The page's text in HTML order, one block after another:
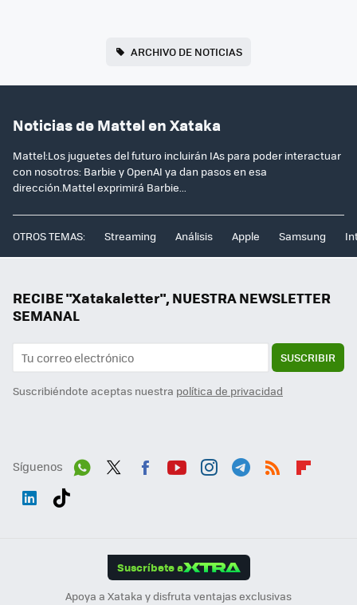
ARCHIVO DE NOTICIAS
Noticias de Mattel en Xataka
Mattel:Los juguetes del futuro incluirán IAs para poder interactuar
con nosotros: Barbie y OpenAI ya dan pasos en esa
dirección.Mattel exprimirá Barbie...
OTROS TEMAS: Streaming Análisis Apple Samsung
RECIBE "Xatakaletter", NUESTRA NEWSLETTER
SEMANAL
SUSCRIBIR
Suscribiéndote aceptas nuestra política de privacidad
Síguenos
Suscríbete a
Apoya a Xataka y disfruta ventajas exclusivas